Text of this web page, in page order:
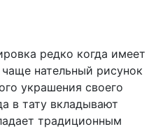
редко когда имеет
нательный рисунок
украшения своего
в тату вкладывают
традиционным